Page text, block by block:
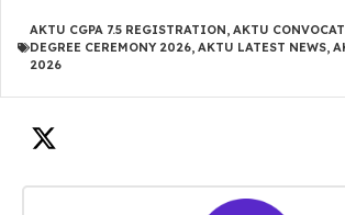
AKTU CGPA 7.5 REGISTRATION, AKTU
DEGREE CEREMONY 2026, AKTU LATEST NEWS,
2026